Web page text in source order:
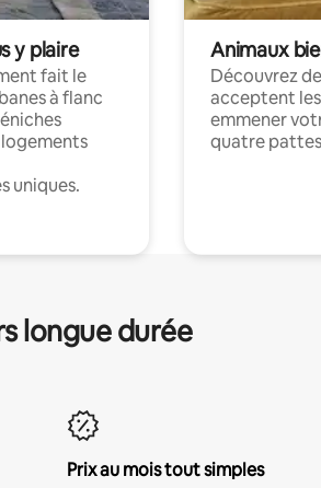
y plaire
fait le
à flanc
uniques.
Animaux
Découvrez
acceptent
emmener
quatre
longue durée
Prix au mois tout simples